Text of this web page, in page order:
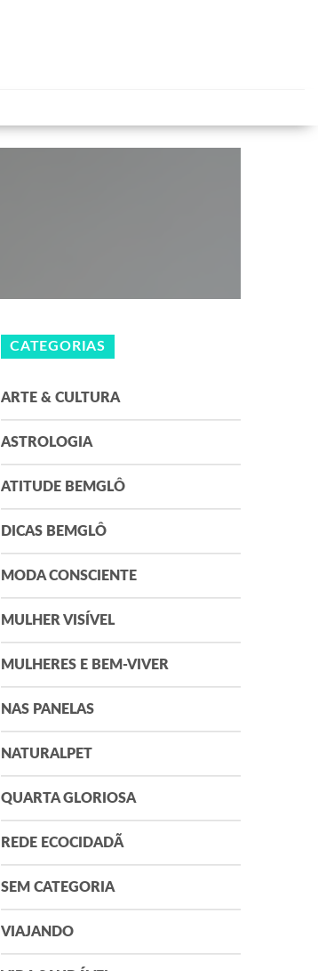
CATEGORIAS
ARTE & CULTURA
ASTROLOGIA
ATITUDE BEMGLÔ
DICAS BEMGLÔ
MODA CONSCIENTE
MULHER VISÍVEL
MULHERES E BEM-VIVER
NAS PANELAS
NATURALPET
QUARTA GLORIOSA
REDE ECOCIDADÃ
SEM CATEGORIA
VIAJANDO